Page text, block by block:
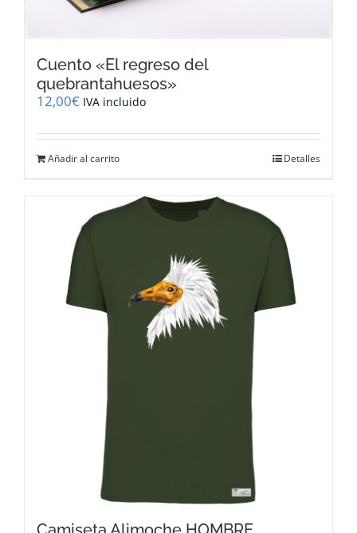
Cuento «El regreso del
quebrantahuesos»
12,00€ IVA incluido
Añadir al carrito Detalles